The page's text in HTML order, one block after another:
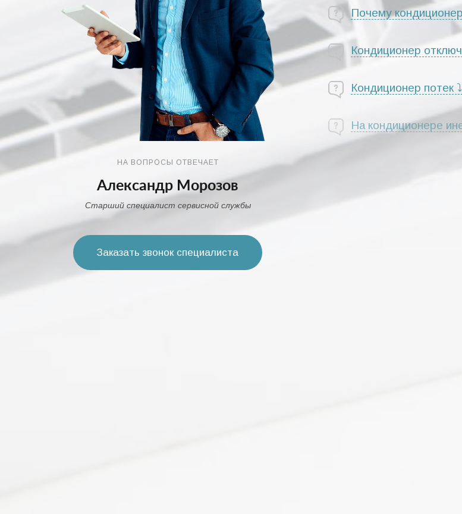
НА ВОПРОСЫ ОТВЕЧАЕТ
Александр Морозов
Старший специалист сервисной службы
Заказать звонок специалиста
Почему
Кондиционер
Кондиционер потек ⤵
На кондиционере